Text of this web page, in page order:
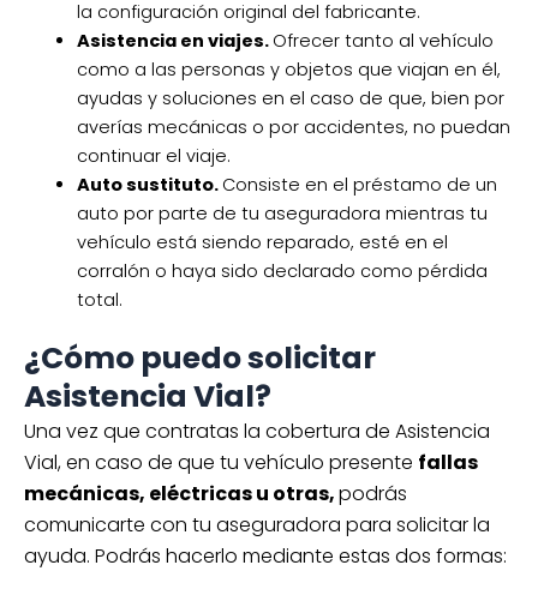
la configuración original del fabricante.
Asistencia en viajes. Ofrecer tanto al vehículo
como a las personas y objetos que viajan en él,
ayudas y soluciones en el caso de que, bien por
averías mecánicas o por accidentes, no puedan
continuar el viaje.
Auto sustituto. Consiste en el préstamo de un
auto por parte de tu aseguradora mientras tu
vehículo está siendo reparado, esté en el
corralón o haya sido declarado como pérdida
total.
¿Cómo puedo solicitar
Asistencia Vial?
Una vez que contratas la cobertura de Asistencia
Vial, en caso de que tu vehículo presente fallas
mecánicas, eléctricas u otras,podrás
comunicarte con tu aseguradora para solicitar la
ayuda. Podrás hacerlo mediante estas dos formas: